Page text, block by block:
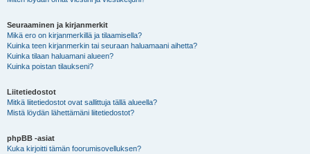
Seuraaminen ja kirjanmerkit
Mikä ero on kirjanmerkillä ja tilaamisella?
Kuinka teen kirjanmerkin tai seuraan haluamaani aihetta?
Kuinka tilaan haluamani alueen?
Kuinka poistan tilaukseni?
Liitetiedostot
Mitkä liitetiedostot ovat sallittuja tällä alueella?
Mistä löydän lähettämäni liitetiedostot?
phpBB -asiat
Kuka kirjoitti tämän foorumisovelluksen?